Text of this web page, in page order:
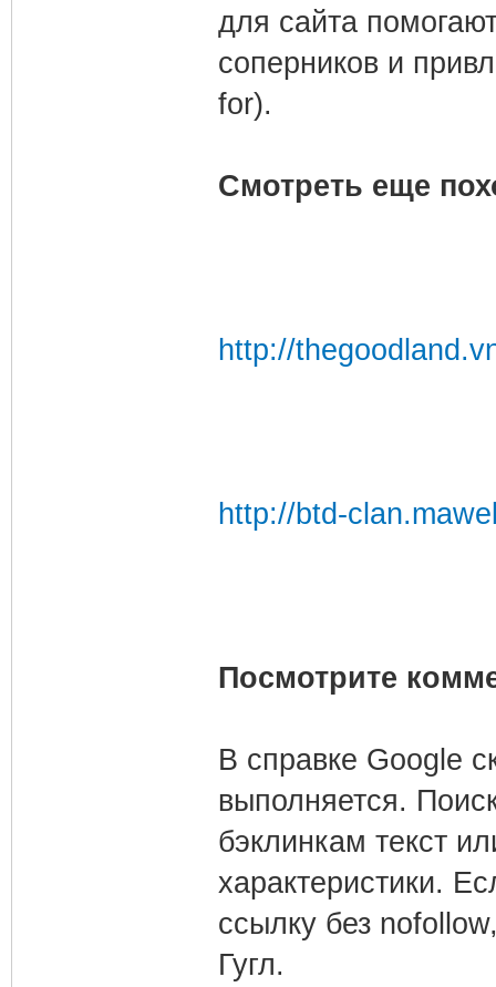
для сайта
соперников и
for).
Смотреть еще
http://
http://btd-
Посмотрите
В справке Google
выполняется.
бэклинкам текст
характеристики.
ссылку без
Гугл.